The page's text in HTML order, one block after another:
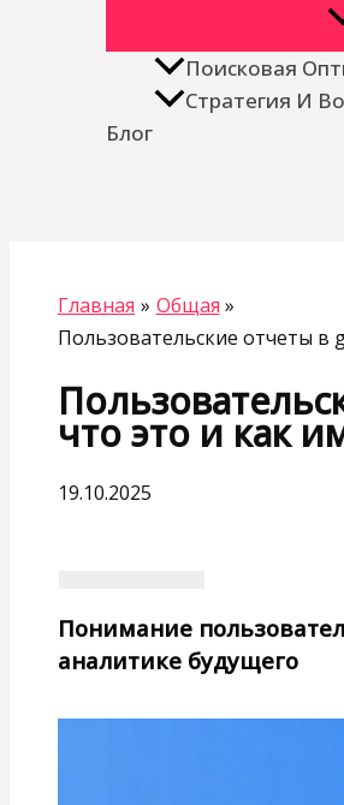
Поисковая
Стратегия И
Блог
Главная
Общая
Пользовательские отчеты в
что это и как
19.10.2025
Понимание
аналитике будущего